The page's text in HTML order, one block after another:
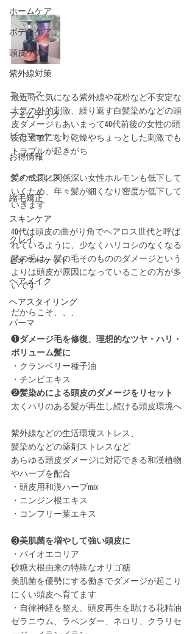
ホームケア
ボディケア
頭皮ケア
紫外線対策
ニュース
フェムテック
ビオマーケット
お得情報
ダメージレス
縮毛矯正
スキンケア
クレイ
ビオマーケット
ヘアメイク
ヘアスタイリング
パーマ
最近特に気になる紫外線や花粉など不安定な
大気の外的刺激、繰り返す白髪染めなどの頭
皮ダメージもあいまって40代前後の女性の頭
皮は過敏になり乾燥やちょっとした刺激でも
トラブルが起きがち﻿
髪の成長に関係深い女性ホルモンも低下して
いくため、年々髪が細くなり密度が低下して
いきます﻿
40代は頭皮の曲がり角でヘアロス世代と呼ば
れているように、少なくハリコシのなくなる
髪の毛は、髪の毛そのもののダメージという
よりは頭皮が原因になっていることの方が多
いです﻿
だからこそ、、、﻿
❶ダメージ毛を修復、理想的なツヤ・ハリ・
ボリューム髪に﻿
・クランベリー種子油﻿
・チンピエキス﻿
❷髪染めによる頭皮のダメージをリセット﻿
太くハリのある髪が再生し続ける頭皮環境へ﻿
紫外線などの生活環境ストレス、﻿
髪染めなどの薬剤ストレスなど﻿
あらゆる頭皮ダメージに対応できる和漢植物
やハーブを配合﻿
・頭皮用和漢ハーブmix﻿
・ニンジン根エキス﻿
・コンフリー葉エキス﻿
❸美肌菌を増やして強い頭皮に﻿
・バイオエコリア﻿
砂糖大根由来の特殊なオリゴ糖﻿
美肌菌を優勢にする働きでダメージが起こり
にくい頭皮へ育てます﻿
・自律神経を整え、頭皮再生を助ける花精油﻿
ゼラニウム、ラベンダー、ネロリ、クラリセ